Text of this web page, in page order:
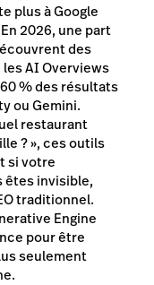
plus à Google
2026, une part
des
AI Overviews
% des résultats
ou Gemini.
restaurant
? », ces outils
si votre
êtes invisible,
traditionnel.
Engine
pour être
seulement